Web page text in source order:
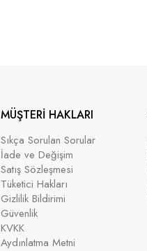
MÜŞTERİ HAKLARI
Sıkça Sorulan Sorular
İade ve Değişim
Satış Sözleşmesi
Tüketici Hakları
Gizlilik Bildirimi
Güvenlik
KVKK
Aydınlatma Metni